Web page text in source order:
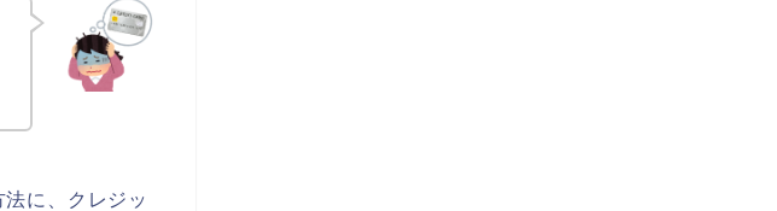
に、クレジッ